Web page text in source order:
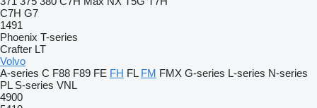
C7H G7
1491
Phoenix T-series
Crafter LT
Volvo
A-series C F88 F89 FE FH FL FM FMX G-series L-series N-series
PL S-series VNL
4900